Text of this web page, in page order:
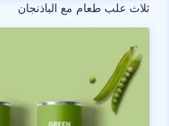
ثلاث علب طعام مع الباذنجان